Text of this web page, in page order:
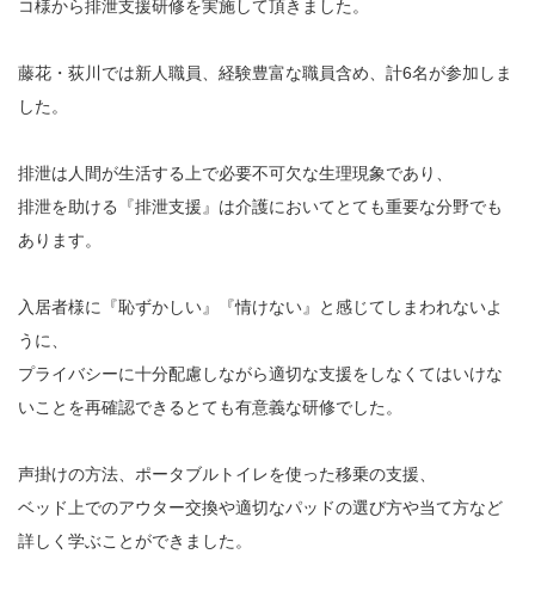
コ様から排泄支援研修を実施して頂きました。
藤花・荻川では新人職員、経験豊富な職員含め、計6名が参加しま
した。
排泄は人間が生活する上で必要不可欠な生理現象であり、
排泄を助ける『排泄支援』は介護においてとても重要な分野でも
あります。
入居者様に『恥ずかしい』『情けない』と感じてしまわれないよ
うに、
プライバシーに十分配慮しながら適切な支援をしなくてはいけな
いことを再確認できるとても有意義な研修でした。
声掛けの方法、ポータブルトイレを使った移乗の支援、
ベッド上でのアウター交換や適切なパッドの選び方や当て方など
詳しく学ぶことができました。